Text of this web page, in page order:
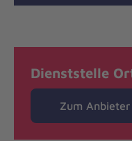
Dienststelle
Zum Anbieter